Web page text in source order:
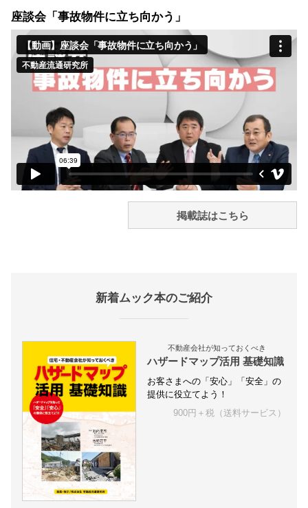
座談会「事故物件に立ち向かう」
掲載誌はこちら
新着ムック本のご紹介
不動産会社が知っておくべき
ハザードマップ活用 基礎知識
お客さまへの「安心」「安全」の
提供に役立てよう！
900円＋税（送料サービス）